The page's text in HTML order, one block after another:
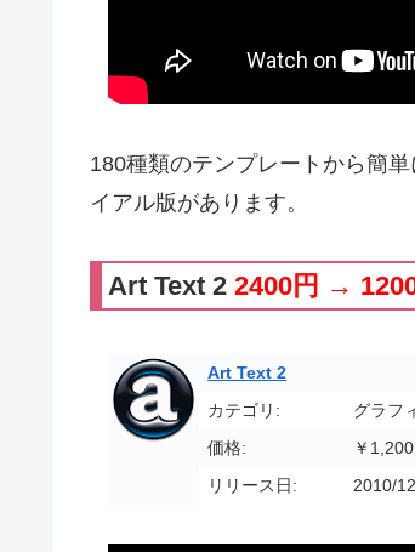
180種類のテンプレートから簡
イアル版があります。
Art Text 2 2400円 →
Art Text 2
カテゴリ:
グラフ
価格:
￥1,200
リリース日:
2010/